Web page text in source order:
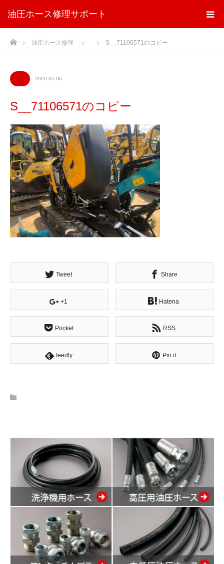
油圧ホース修理サポート
ホーム油圧ホース修理 S__71106571のコピー
2020.05.06
S__71106571のコピー
Tweet Share
+1 Hatena
Pocket RSS
feedly Pin it